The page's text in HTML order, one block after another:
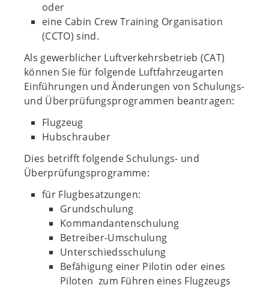
oder
eine Cabin Crew Training Organisation
(CCTO) sind.
Als gewerblicher Luftverkehrsbetrieb (CAT)
können Sie für folgende Luftfahrzeugarten
Einführungen und Änderungen von Schulungs-
und Überprüfungsprogrammen beantragen:
Flugzeug
Hubschrauber
Dies betrifft folgende Schulungs- und
Überprüfungsprogramme:
für Flugbesatzungen:
Grundschulung
Kommandantenschulung
Betreiber-Umschulung
Unterschiedsschulung
Befähigung einer Pilotin oder eines
Piloten zum Führen eines Flugzeugs